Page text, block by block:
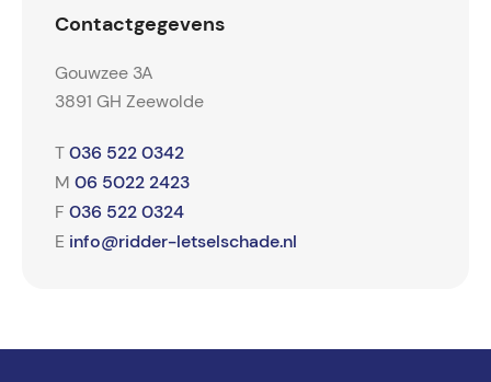
Contactgegevens
Gouwzee 3A
3891 GH Zeewolde
T 036 522 0342
M 06 5022 2423
F 036 522 0324
E info@ridder-letselschade.nl